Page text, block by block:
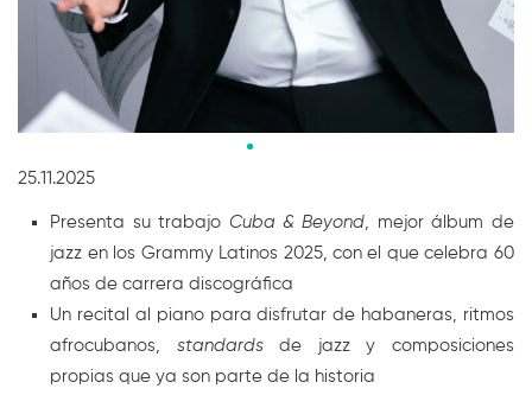
25.11.2025
Presenta su trabajo Cuba & Beyond, mejor álbum de
jazz en los Grammy Latinos 2025, con el que celebra 60
años de carrera discográfica
Un recital al piano para disfrutar de habaneras, ritmos
afrocubanos, standardsde jazz y composiciones
propias que ya son parte de la historia